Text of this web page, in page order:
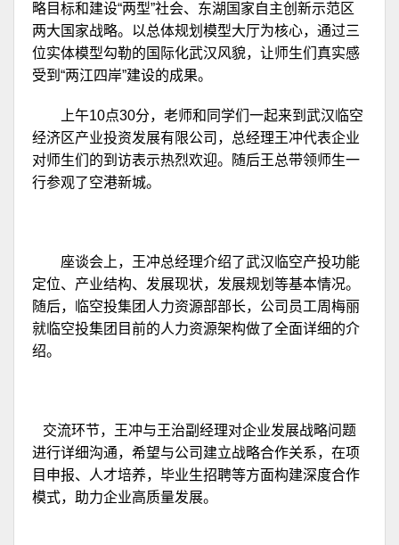
略目标和建设“两型”社会、东湖国家自主创新示范区
两大国家战略。以总体规划模型大厅为核心，通过三
位实体模型勾勒的国际化武汉风貌，让师生们真实感
受到“两江四岸”建设的成果。
上午10点30分，老师和同学们一起来到武汉临空
经济区产业投资发展有限公司，总经理王冲代表企业
对师生们的到访表示热烈欢迎。随后王总带领师生一
行参观了空港新城。
座谈会上，王冲总经理介绍了武汉临空产投功能
定位、产业结构、发展现状，发展规划等基本情况。
随后，临空投集团人力资源部部长，公司员工周梅丽
就临空投集团目前的人力资源架构做了全面详细的介
绍。
交流环节，王冲与王治副经理对企业发展战略问题
进行详细沟通，希望与公司建立战略合作关系，在项
目申报、人才培养，毕业生招聘等方面构建深度合作
模式，助力企业高质量发展。